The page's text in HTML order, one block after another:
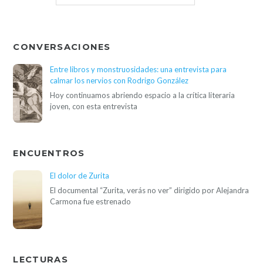
CONVERSACIONES
Entre libros y monstruosidades: una entrevista para
calmar los nervios con Rodrigo González
Hoy continuamos abriendo espacio a la crítica literaria
joven, con esta entrevista
ENCUENTROS
El dolor de Zurita
El documental “Zurita, verás no ver” dirigido por Alejandra
Carmona fue estrenado
LECTURAS